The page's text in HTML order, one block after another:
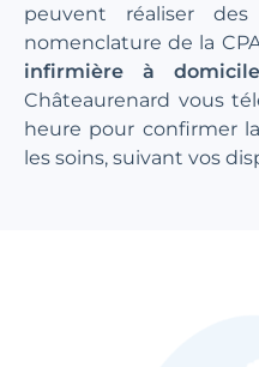
peuvent réaliser
nomenclature de la
infirmière à
Châteaurenard vous
heure pour confirmer
les soins, suivant vos